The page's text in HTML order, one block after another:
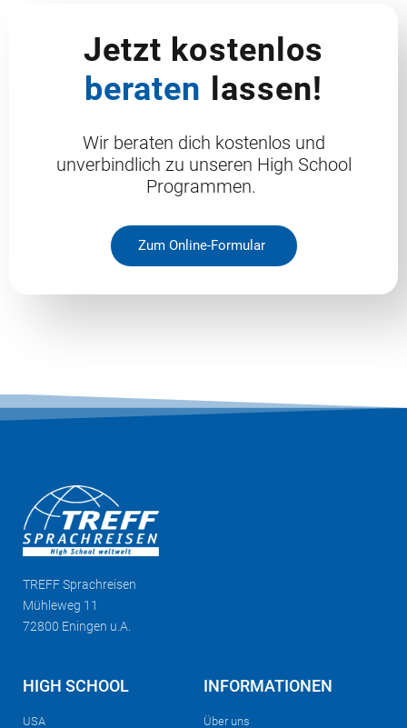
Jetzt kostenlos
beraten lassen!
Wir beraten dich kostenlos und
unverbindlich zu unseren High School
Programmen.
Zum Online-Formular
TREFFSprachreisen
Mühleweg 11
72800 Eningen u.A.
HIGH SCHOOL
USA
INFORMATIONEN
Über uns